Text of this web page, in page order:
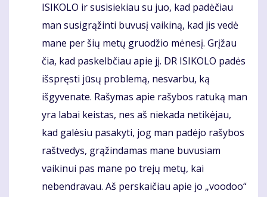
ISIKOLO ir susisiekiau su juo, kad padėčiau
man susigrąžinti buvusį vaikiną, kad jis vedė
mane per šių metų gruodžio mėnesį. Grįžau
čia, kad paskelbčiau apie jį. DR ISIKOLO padės
išspręsti jūsų problemą, nesvarbu, ką
išgyvenate. Rašymas apie rašybos ratuką man
yra labai keistas, nes aš niekada netikėjau,
kad galėsiu pasakyti, jog man padėjo rašybos
raštvedys, grąžindamas mane buvusiam
vaikinui pas mane po trejų metų, kai
nebendravau. Aš perskaičiau apie jo „voodoo“